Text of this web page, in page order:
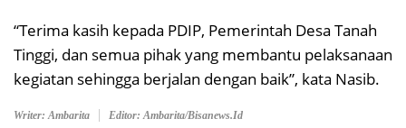
“Terima kasih kepada PDIP, Pemerintah Desa Tanah
Tinggi, dan semua pihak yang membantu pelaksanaan
kegiatan sehingga berjalan dengan baik”, kata Nasib.
Writer: Ambarita Editor: Ambarita/Bisanews.id